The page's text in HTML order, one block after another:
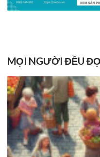
MỌI NGƯỜI ĐỀU